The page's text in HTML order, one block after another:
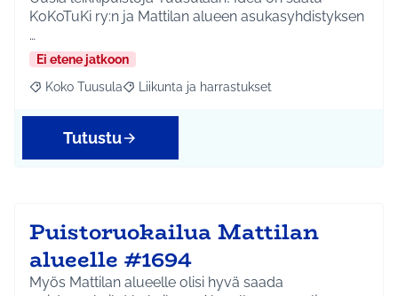
KoKoTuKi ry:n ja Mattilan alueen asukasyhdistyksen
…
Ei etene jatkoon
Rajaa tulokset aihepiirin mukaan: Koko Tuusula
Koko Tuusula Rajaa tulokset teeman mukaan: Liikunta ja
Liikunta ja harrastukset
Tutustu
Puistoruokailua Mattilan
alueelle #1694
Myös Mattilan alueelle olisi hyvä saada